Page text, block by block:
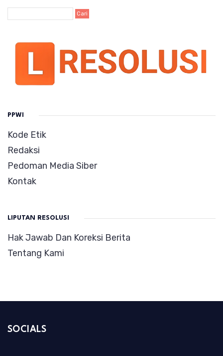
PPWI
Kode Etik
Redaksi
Pedoman Media Siber
Kontak
LIPUTAN RESOLUSI
Hak Jawab Dan Koreksi Berita
Tentang Kami
SOCIALS